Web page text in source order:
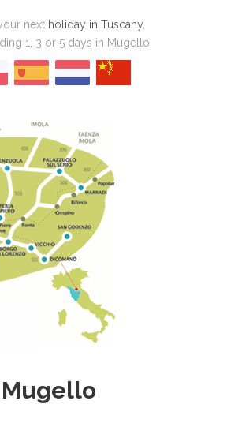
next holiday in Tuscany
1, 3 or 5 days in Mugello
Mugello